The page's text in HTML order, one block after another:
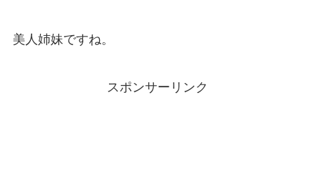
美人姉妹ですね。
スポンサーリンク